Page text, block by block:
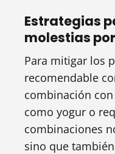
Estrategias
molestias
Para mitigar los
recomendable
combinación
como yogur o
combinaciones
sino que